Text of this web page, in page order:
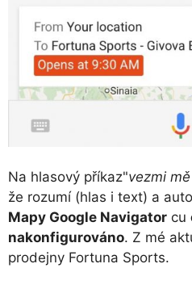
Na hlasový příkaz"vezmi
že rozumí (hlas i text) a
Mapy Google Navigator cu
nakonfigurováno. Z mé
prodejny Fortuna Sports.